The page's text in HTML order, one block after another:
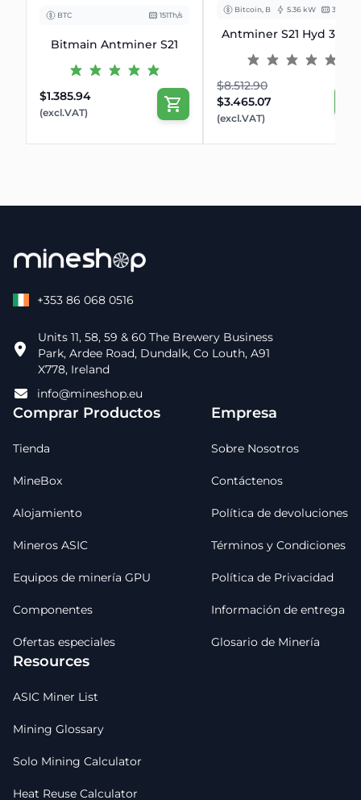
BTC 151Th/s
Bitmain Antminer S21
$1.385.94
(excl.VAT)
Bitcoin, BCH 5.36 kW 335 Th/s
Antminer S21 Hyd
$8.512.90
$3.465.07
(excl.VAT)
+353 86 068 0516
Units 11, 58, 59 & 60 The Brewery Business
Park, Ardee Road, Dundalk, Co Louth, A91
X778, Ireland
info@mineshop.eu
Comprar Productos
Tienda
MineBox
Alojamiento
Mineros ASIC
Equipos de minería GPU
Componentes
Ofertas especiales
Empresa
Sobre Nosotros
Contáctenos
Política de devoluciones
Términos y Condiciones
Política de Privacidad
Información de entrega
Glosario de Minería
Resources
ASIC Miner List
Mining Glossary
Solo Mining Calculator
Heat Reuse Calculator